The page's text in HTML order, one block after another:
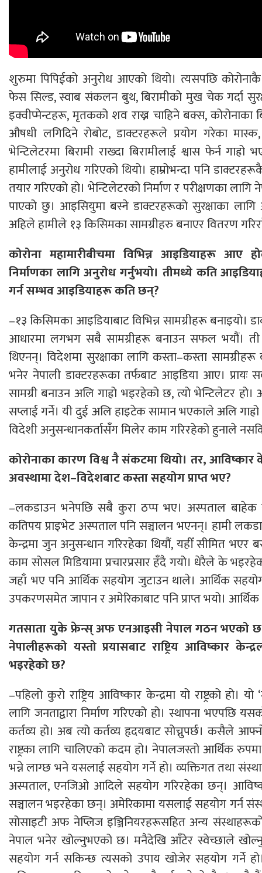
शुरुमा पिपिईको अनुरोध आएको थियो। त्यसपछि
फेस सिल्ड, स्वाब संकलन बुथ, बिरामीको मुख चेक गर्दा
इक्वीप्मेन्टहरू, मृतकको शव राख्न चाहिने बक्स, कोरोनाका
औषधी लगिदिने रोबोट, डाक्टरहरूले प्रयोग गरेका
भेन्टिलेटरमा बिरामी राख्दा बिरामीलाई श्वास फेर्न
हामीलाई अनुरोध गरिएको थियो। हाम्रोभन्दा पनि
तयार गरिएको हो। भेन्टिलेटरको निर्माण र परीक्षणका
पाएको छु। आइसियुमा बस्ने डाक्टरहरूको सुरक्षाका लागि
अहिले हामीले १३ किसिमका सामग्रीहरु बनाएर वितरण
कोरोना महामारीबीचमा विभिन्न आइडियाहरू आए
निर्माणका लागि अनुरोध गर्नुभयो। तीमध्ये कति
गर्न सम्भव आइडियाहरू कति छन्?
–१३ किसिमका आइडियाबाट विभिन्न सामग्रीहरू
आधारमा लगभग सबै सामग्रीहरू बनाउन सफल भयौं। ती
थिएनन्। विदेशमा सुरक्षाका लागि कस्ता–कस्ता
भनेर नेपाली डाक्टरहरूका तर्फबाट आइडिया आए। प्रायः
सामग्री बनाउन अलि गाह्रो भइरहेको छ, त्यो भेन्टिलेटर
सप्लाई गर्ने। यी दुई अलि हाइटेक सामान भएकाले अलि
विदेशी अनुसन्धानकर्तासँग मिलेर काम गरिरहेको हुनाले
कोरोनाका कारण विश्व नै संकटमा थियो। तर, आविष्कार
अवस्थामा देश–विदेशबाट कस्ता सहयोग प्राप्त भए?
–लकडाउन भनेपछि सबै कुरा ठप्प भए। अस्पताल बाहेक
कतिपय प्राइभेट अस्पताल पनि सञ्चालन भएनन्। हामी
केन्द्रमा जुन अनुसन्धान गरिरहेका थियौं, यहीँ सीमित भएर
काम सोसल मिडियामा प्रचारप्रसार हँदै गयो। धेरैले के
जहाँ भए पनि आर्थिक सहयोग जुटाउन थाले। आर्थिक
उपकरणसमेत जापान र अमेरिकाबाट पनि प्राप्त भयो।
गतसाता युके फ्रेन्स् अफ एनआइसी नेपाल गठन भएको
नेपालीहरूको यस्तो प्रयासबाट राष्ट्रिय आविष्कार
भइरहेको छ?
–पहिलो कुरो राष्ट्रिय आविष्कार केन्द्रमा यो राष्ट्रको हो।
लागि जनताद्वारा निर्माण गरिएको हो। स्थापना भएपछि
कर्तव्य हो। अब त्यो कर्तव्य हृदयबाट सोच्नुपर्छ। कसैले
राष्ट्रका लागि चालिएको कदम हो। नेपालजस्तो आर्थिक
भन्ने लाग्छ भने यसलाई सहयोग गर्ने हो। व्यक्तिगत तथा
अस्पताल, एनजिओ आदिले सहयोग गरिरहेका छन्।
सञ्चालन भइरहेका छन्। अमेरिकामा यसलाई सहयोग गर्न
सोसाइटी अफ नेप्लिज इञ्जिनियरहरूसहित अन्य
नेपाल भनेर खोल्नुभएको छ। मनैदेखि आँटेर स्वेच्छाले
सहयोग गर्न सकिन्छ त्यसको उपाय खोजेर सहयोग गर्ने